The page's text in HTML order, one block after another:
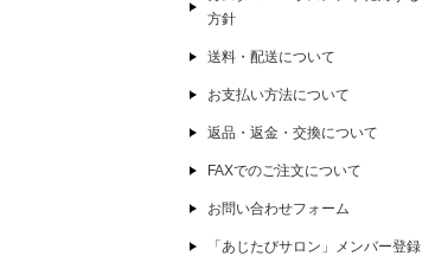
方針
送料・配送について
お支払い方法について
返品・返金・交換について
FAXでのご注文について
お問い合わせフォーム
「あじたびサロン」メンバー登録